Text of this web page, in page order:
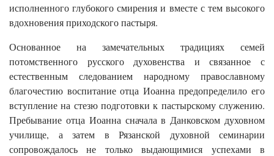
исполненного глубокого смирения и вместе с тем высокого
вдохновения приходского пастыря.
Основанное на замечательных традициях семей
потомственного русского духовенства и связанное с
естественным следованием народному православному
благочестию воспитание отца Иоанна предопределило его
вступление на стезю подготовки к пастырскому служению.
Пребывание отца Иоанна сначала в Данковском духовном
училище, а затем в Рязанской духовной семинарии
сопровождалось не только выдающимися успехами в